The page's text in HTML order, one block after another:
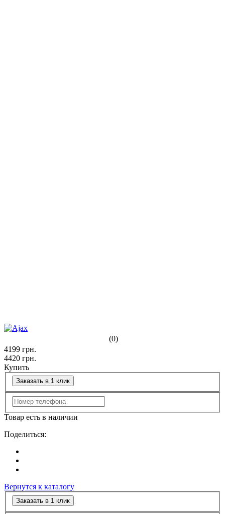
(0)
4199 грн.
4420 грн.
Купить
Заказать в 1 клик
Товар есть в наличии
Поделиться:
Вернутся к каталогу
Заказать в 1 клик